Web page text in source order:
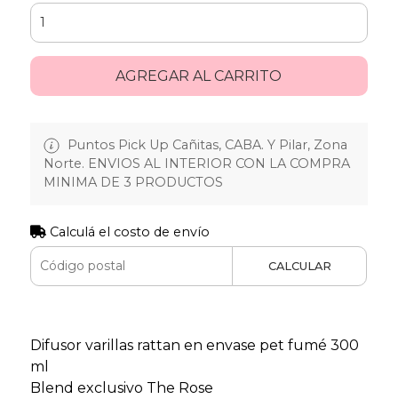
AGREGAR AL CARRITO
Puntos Pick Up Cañitas, CABA. Y Pilar, Zona
Norte. ENVIOS AL INTERIOR CON LA COMPRA
MINIMA DE 3 PRODUCTOS
Calculá el costo de envío
CALCULAR
Difusor varillas rattan en envase pet fumé 300
ml
Blend exclusivo The Rose